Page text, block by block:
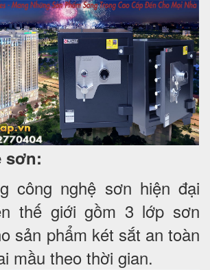
sơn:
nghệ sơn hiện đại
thế giới gồm 3 lớp sơn
sản phẩm két sắt an toàn
mầu theo thời gian.